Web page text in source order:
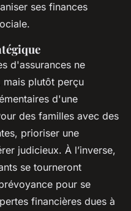
ses finances
d'assurances ne
mais plutôt perçu
d'une
des familles avec des
prioriser une
judicieux. À l’inverse,
se tourneront
pour se
financières dues à